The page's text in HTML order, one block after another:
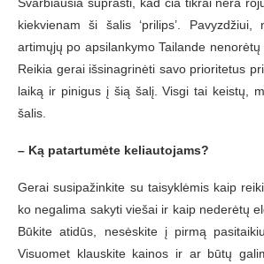
kiekvienam ši šalis ‘prilips’.
artimųjų po apsilankymo Tailande nenorėtų
Reikia gerai išsinagrinėti savo prioritetus
laiką ir pinigus į šią šalį. Visgi tai keistų,
šalis.
– Ką patartumėte keliautojams?
Gerai susipažinkite su taisyklėmis kaip
ko negalima sakyti viešai ir kaip nederėtų
Būkite atidūs, nesėskite į pirmą
Visuomet klauskite kainos ir ar būtų